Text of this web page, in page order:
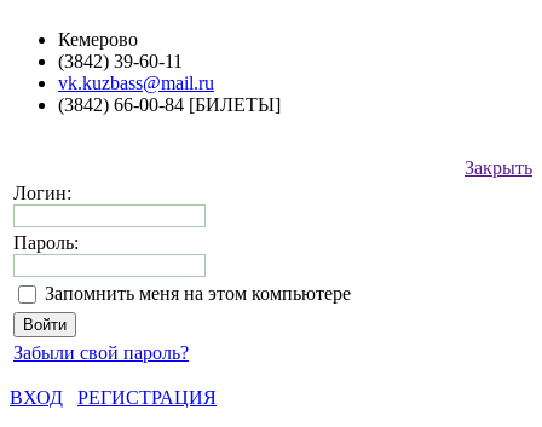
Кемерово
(3842) 39-60-11
vk.kuzbass@mail.ru
(3842) 66-00-84 [БИЛЕТЫ]
Закрыть
Логин:
Пароль:
Запомнить меня на этом компьютере
Забыли свой пароль?
ВХОД
РЕГИСТРАЦИЯ